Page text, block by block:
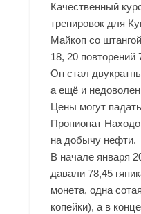
Качественный
тренировок для
Майкоп со
18, 20 повторений
Он стал
а ещё и
Цены могут
Пропионат
на добычу нефти.
В начале января
давали 78,45
монета, одна
копейки), а в